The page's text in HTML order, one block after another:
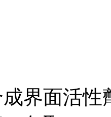
界面活